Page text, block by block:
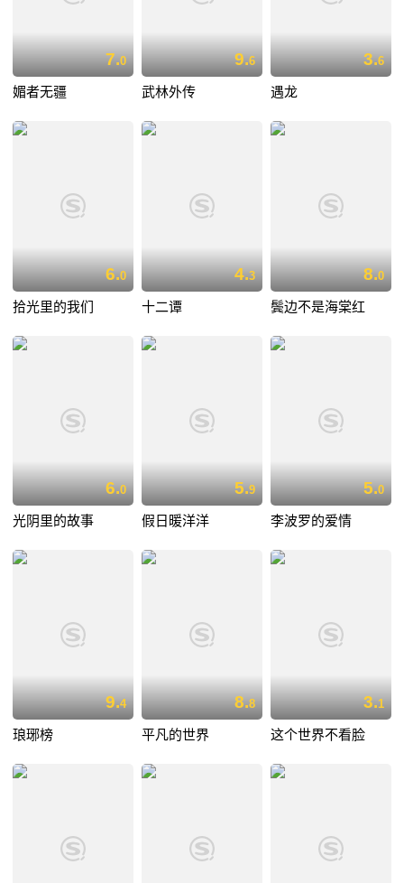
7.0
媚者无疆
9.6
武林外传
3.6
遇龙
6.0
拾光里的我们
4.3
十二谭
8.0
鬓边不是海棠红
6.0
光阴里的故事
5.9
假日暖洋洋
5.0
李波罗的爱情
9.4
琅琊榜
8.8
平凡的世界
3.1
这个世界不看脸